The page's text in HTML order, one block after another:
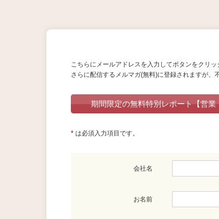
こちらにメールアドレスを入力してボタンをクリ
さらに配信するメルマガ(無料)に登録されますが、
期間限定の無料特別レポート【営
* は必須入力項目です。
会社名
お名前